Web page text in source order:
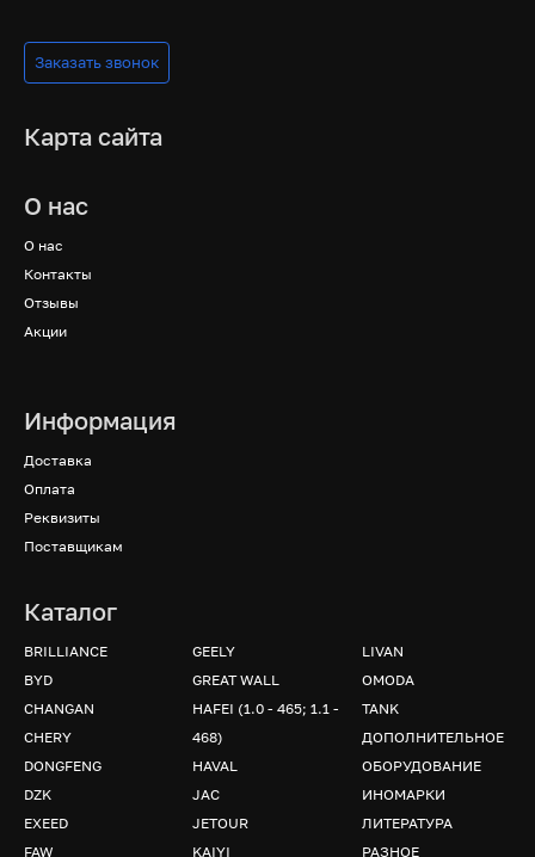
Заказать звонок
Карта сайта
О нас
О нас
Контакты
Отзывы
Акции
Информация
Доставка
Оплата
Реквизиты
Поставщикам
Каталог
BRILLIANCE
BYD
CHANGAN
CHERY
DONGFENG
DZK
EXEED
FAW
GEELY
GREAT WALL
HAFEI (1.0 - 465; 1.1 -
468)
HAVAL
JAC
JETOUR
KAIYI
LIVAN
OMODA
TANK
ДОПОЛНИТЕЛЬНОЕ
ОБОРУДОВАНИЕ
ИНОМАРКИ
ЛИТЕРАТУРА
РАЗНОЕ